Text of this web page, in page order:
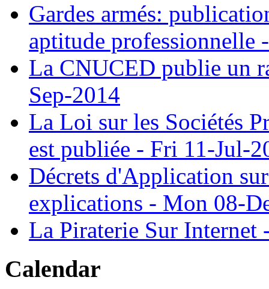
Gardes armés:
aptitude professionnelle
La CNUCED publie un
Sep-2014
La Loi sur les Sociétés
est publiée - Fri 11-Jul-
Décrets d'Application
explications - Mon 08-
La Piraterie Sur Internet
Calendar